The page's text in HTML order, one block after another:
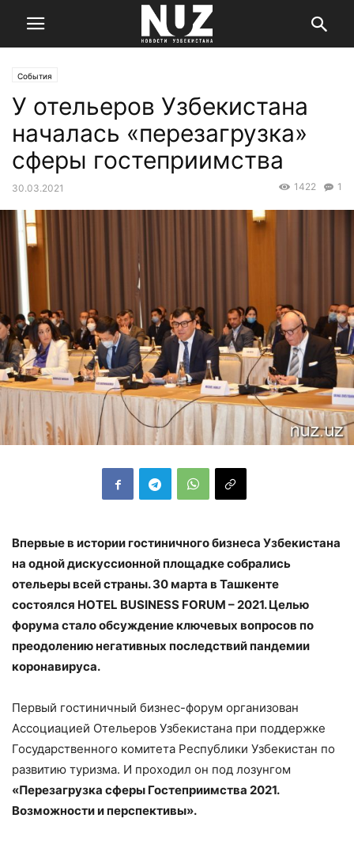
События
У отельеров Узбекистана
началась «перезагрузка»
сферы гостеприимства
30.03.2021 1
1422
Впервые в истории гостиничного бизнеса Узбекистана
на одной дискуссионной площадке собрались
отельеры всей страны. 30 марта в Ташкенте
состоялся НOTEL BUSINESS FORUM – 2021. Целью
форума стало обсуждение ключевых вопросов по
преодолению негативных последствий пандемии
коронавируса.
Первый гостиничный бизнес-форум организован
Ассоциацией Отельеров Узбекистана при поддержке
Государственного комитета Республики Узбекистан по
развитию туризма. И проходил он под лозунгом
«Перезагрузка сферы Гостеприимства 2021.
Возможности и перспективы».